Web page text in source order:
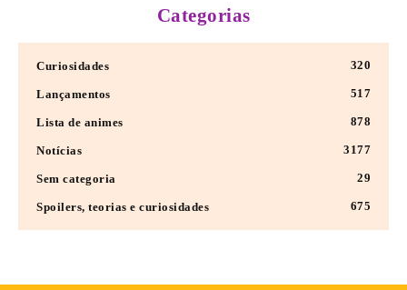
Categorias
Curiosidades 320
Lançamentos 517
Lista de animes 878
Notícias 3177
Sem categoria 29
Spoilers, teorias e curiosidades 675